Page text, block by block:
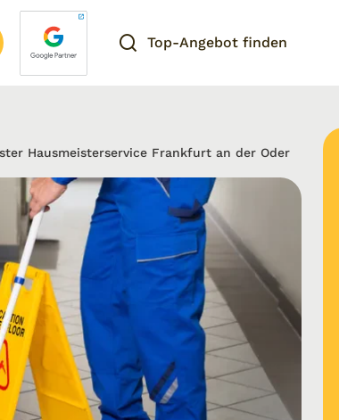
Top-Angebot finden
Hausmeisterservice Frankfurt an der Oder